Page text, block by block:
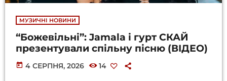
МУЗИЧНІ НОВИНИ
“Божевільні”: Jamala і гурт СКАЙ
презентували спільну пісню (ВІДЕО)
today 4 СЕРПНЯ, 2026 14